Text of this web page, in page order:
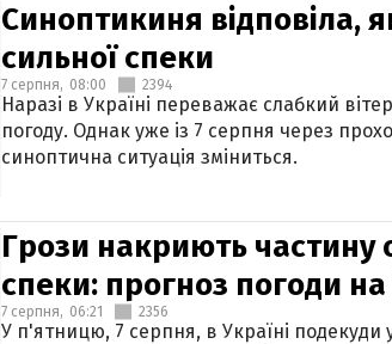
Синоптикиня відповіла,
сильної спеки
7 серпня, 08:00 2394
Наразі в Україні переважає слабкий
погоду. Однак уже із 7 серпня через
синоптична ситуація зміниться.
Грози накриють частину
спеки: прогноз погоди
7 серпня, 06:21 2356
У п'ятницю, 7 серпня, в Україні